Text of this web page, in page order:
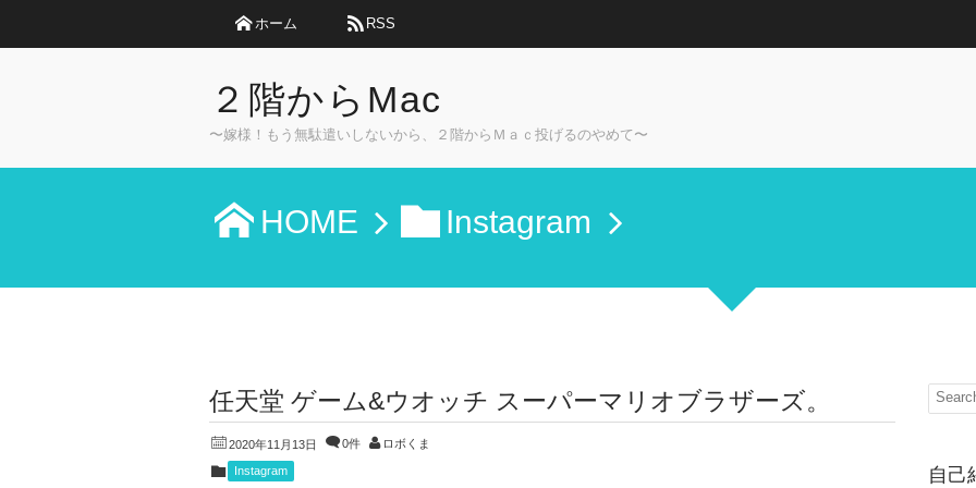
ホーム RSS
２階からMac
〜嫁様！もう無駄遣いしないから、２階からＭａｃ投げるのやめて〜
HOME Instagram
任天堂 ゲーム&ウオッチ スーパーマリオブラザーズ。
2020年11月13日 0件 ロボくま
Instagram 自己